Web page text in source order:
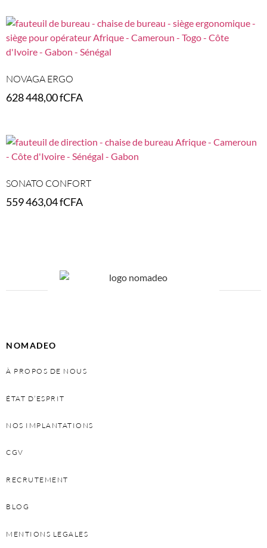
NOVAGA ERGO
628 448,00fCFA
SONATO CONFORT
559 463,04fCFA
NOMADEO
À PROPOS DE NOUS
ÉTAT D’ESPRIT
NOS IMPLANTATIONS
CGV
RECRUTEMENT
BLOG
MENTIONS LEGALES